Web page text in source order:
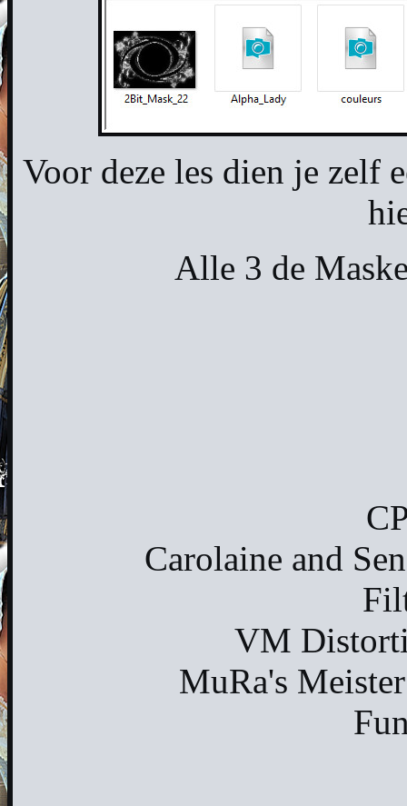
Voor deze les dien je zelf
Alle 3 de
Carolaine and
VM
MuRa's